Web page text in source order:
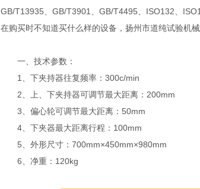
GB/T13935、GB/T3901、GB/T4495、ISO132、
在购买时不知道买什么样的设备，扬州市道纯试验机
一、技术参数：
1、下夹持器往复频率：300c/min
2、上、下夹持器可调节最大距离：200mm
3、偏心轮可调节最大距离：50mm
4、下夹器最大距离行程：100mm
5、外形尺寸：700mm×450mm×980mm
6、净重：120kg